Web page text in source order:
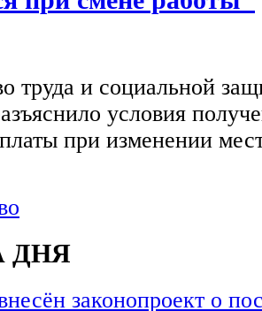
труда и социальной
условия
при изменении
ДНЯ